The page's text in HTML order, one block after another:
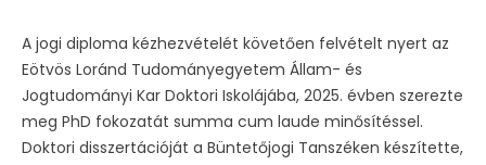
A jogi diploma kézhezvételét követően felvételt nyert az
Eötvös Loránd Tudományegyetem Állam- és
Jogtudományi Kar Doktori Iskolájába, 2025. évben szerezte
meg PhD fokozatát summa cum laude minősítéssel.
Doktori disszertációját a Büntetőjogi Tanszéken készítette,